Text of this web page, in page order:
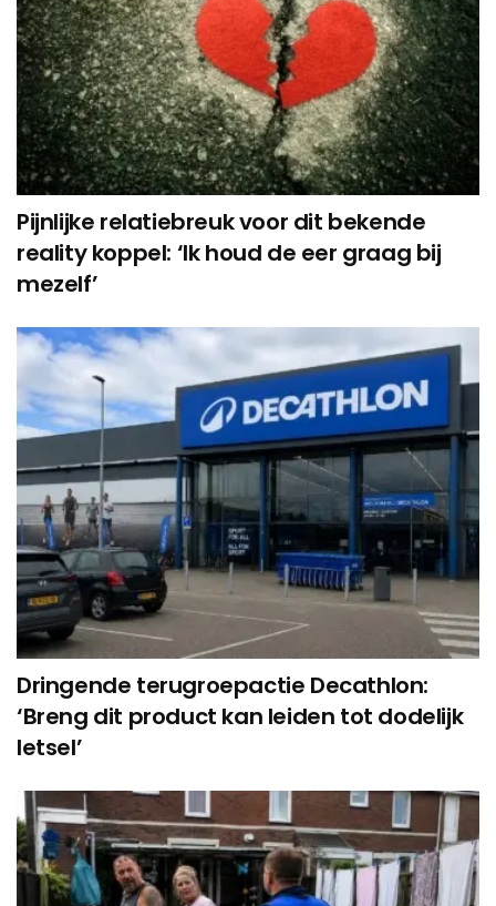
Pijnlijke relatiebreuk voor dit bekende
reality koppel: ‘Ik houd de eer graag bij
mezelf’
Dringende terugroepactie Decathlon:
‘Breng dit product kan leiden tot dodelijk
letsel’